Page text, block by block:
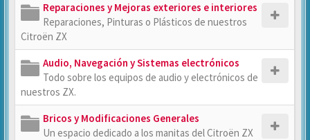
Reparaciones y Mejoras exteriores e interiores
Reparaciones, Pinturas o Plásticos de nuestros
Citroën ZX
Audio, Navegación y Sistemas electrónicos
Todo sobre los equipos de audio y electrónicos de
nuestros ZX.
Bricos y Modificaciones Generales
Un espacio dedicado a los manitas del Citroën ZX